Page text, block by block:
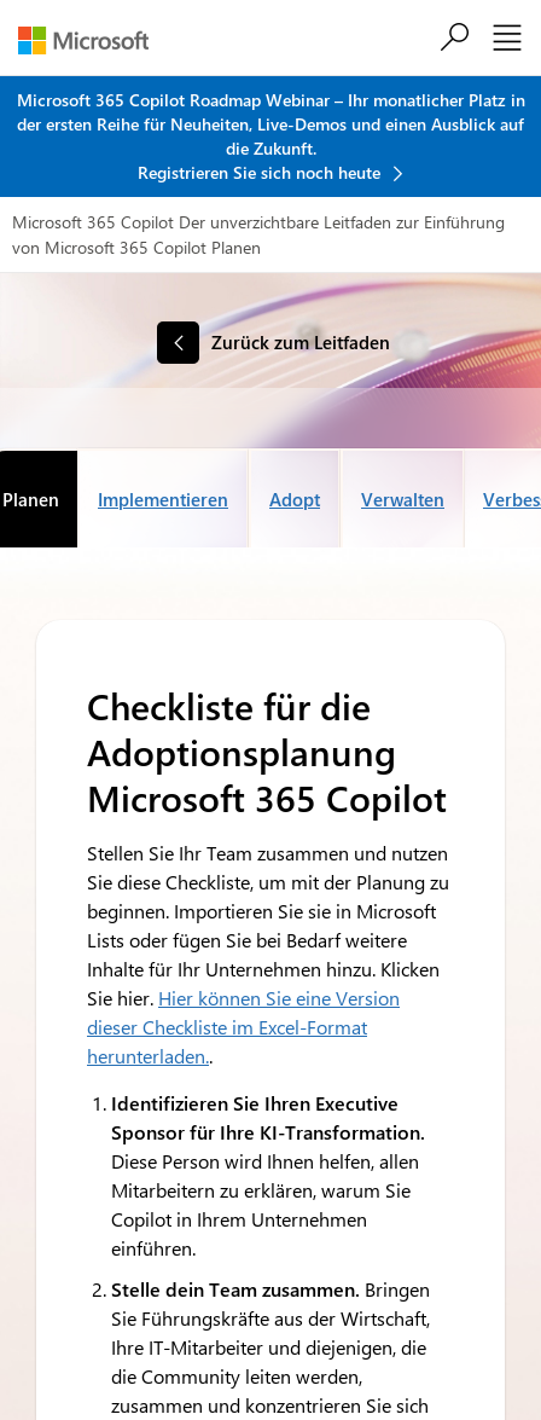
Microsoft 365 Copilot Roadmap Webinar – Ihr monatlicher Platz in
der ersten Reihe für Neuheiten, Live-Demos und einen Ausblick auf
die Zukunft.
Registrieren Sie sich noch heute
Microsoft 365 Copilot Der unverzichtbare Leitfaden zur Einführung
von Microsoft 365 Copilot Planen
Zurück zum Leitfaden
Planen Implementieren Adopt Verwalten
Checkliste für die
Adoptionsplanung
Microsoft 365 Copilot
Stellen Sie Ihr Team zusammen und nutzen
Sie diese Checkliste, um mit der Planung zu
beginnen. Importieren Sie sie in Microsoft
Lists oder fügen Sie bei Bedarf weitere
Inhalte für Ihr Unternehmen hinzu. Klicken
Sie hier. Hier können Sie eine Version
dieser Checkliste im Excel-Format
herunterladen..
Identifizieren Sie Ihren Executive
Sponsor für Ihre KI-Transformation.
Diese Person wird Ihnen helfen, allen
Mitarbeitern zu erklären, warum Sie
Copilot in Ihrem Unternehmen
einführen.
Stelle dein Team zusammen. Bringen
Sie Führungskräfte aus der Wirtschaft,
Ihre IT-Mitarbeiter und diejenigen, die
die Community leiten werden,
zusammen und konzentrieren Sie sich